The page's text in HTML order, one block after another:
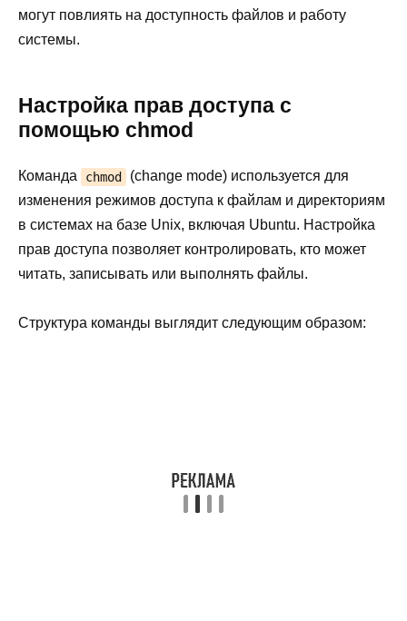
могут повлиять на доступность файлов и работу
системы.
Настройка прав доступа с
помощью chmod
Команда chmod
(change mode) используется для
изменения режимов доступа к файлам и директориям
в системах на базе Unix, включая Ubuntu. Настройка
прав доступа позволяет контролировать, кто может
читать, записывать или выполнять файлы.
Структура команды выглядит следующим образом: